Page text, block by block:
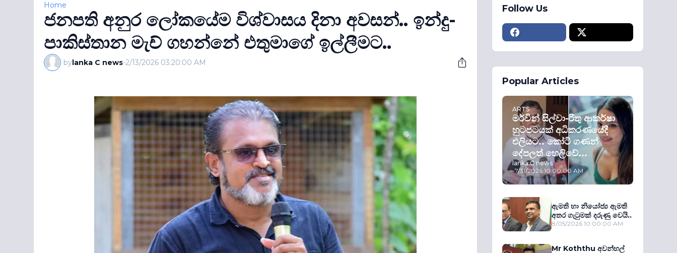
Home
ජනපති අනුර ලෝකයේම විශ්වාසය දිනා අවසන්.. ඉන්දු-
පාකිස්තාන මැච් ගහන්නේ එතුමාගේ ඉල්ලීමට..
bylanka C news-2/13/2026 03:20:00 AM
Follow Us
Popular Articles
ARTS
මර්වින් සිල්වා-රිතු ආකර්ෂා
හුටපටයක් අධිකරණයේදී
එලියට.. කෝටි ගණන්
දේපලත් හෙලිවේ...
lanka C news
-7/31/2026 10:00:00 AM
ඇමති හා නියෝජ්‍ය ඇමති
අතර ගැටුමක් දරුණු වෙයි..
8/05/2026 10:00:00 AM
Mr Koththu අවන්හල්